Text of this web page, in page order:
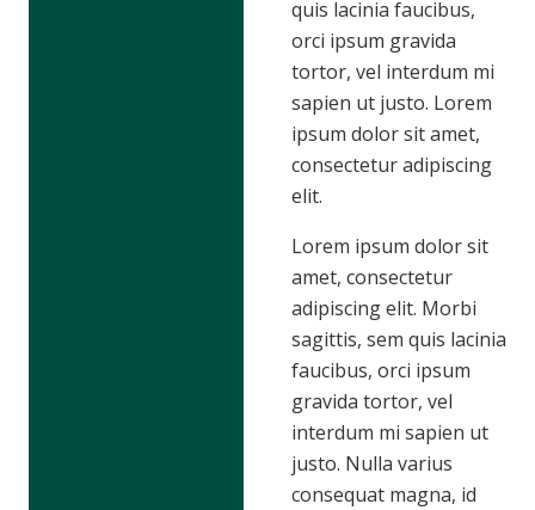
quis lacinia faucibus,
orci ipsum gravida
tortor, vel interdum mi
sapien ut justo. Lorem
ipsum dolor sit amet,
consectetur adipiscing
elit.
Lorem ipsum dolor sit
amet, consectetur
adipiscing elit. Morbi
sagittis, sem quis lacinia
faucibus, orci ipsum
gravida tortor, vel
interdum mi sapien ut
justo. Nulla varius
consequat magna, id